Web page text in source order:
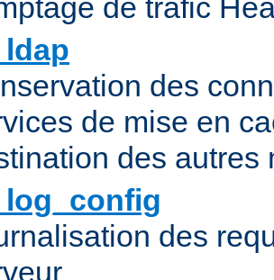
de trafic
des
de mise en
des autres
des